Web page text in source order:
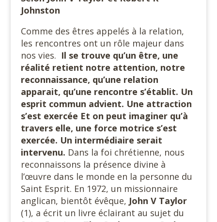
Johnston
Comme des êtres appelés à la relation,
les rencontres ont un rôle majeur dans
nos vies. Il se trouve qu’un être, une
réalité retient notre attention, notre
reconnaissance, qu’une relation
apparait, qu’une rencontre s’établit. Un
esprit commun advient. Une attraction
s’est exercée Et on peut imaginer qu’à
travers elle, une force motrice s’est
exercée. Un intermédiaire serait
intervenu. Dans la foi chrétienne, nous
reconnaissons la présence divine à
l’œuvre dans le monde en la personne du
Saint Esprit. En 1972, un missionnaire
anglican, bientôt évêque, John V Taylor
(1), a écrit un livre éclairant au sujet du